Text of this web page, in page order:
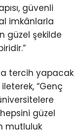
güvenli
imkânlarla
güzel şekilde
tercih yapacak
“Genç
güzel
mutluluk